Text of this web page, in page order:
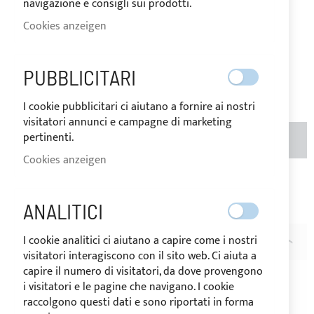
Special
Price
0,16 €
Regular
0,20 €
Bewertung:1
MENGE
Vergleichsliste hinzufügen
BESCHREIBUNG
Gurtschnalle Doppel Flach aus weissem Nylon für Gürt
25mm
navigazione e consigli sui prodotti.
Cookies anzeigen
PUBBLICITARI
I cookie pubblicitari ci aiutano a fornire ai nostri
visitatori annunci e campagne di marketing
pertinenti.
Cookies anzeigen
ANALITICI
I cookie analitici ci aiutano a capire come i nostri
visitatori interagiscono con il sito web. Ci aiuta a
capire il numero di visitatori, da dove provengono
i visitatori e le pagine che navigano. I cookie
raccolgono questi dati e sono riportati in forma